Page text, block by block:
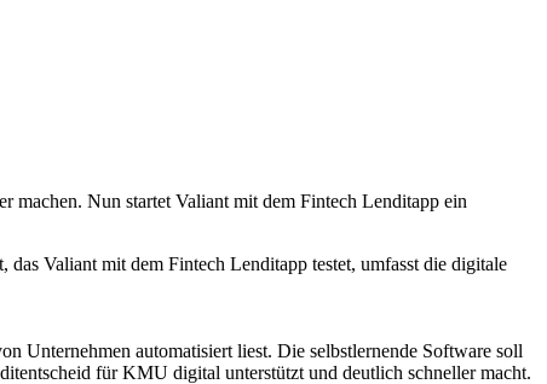
Nun startet Valiant mit dem Fintech Lenditapp ein
Valiant mit dem Fintech Lenditapp testet, umfasst die digitale
Unternehmen automatisiert liest. Die selbstlernende Software soll
für KMU digital unterstützt und deutlich schneller macht.